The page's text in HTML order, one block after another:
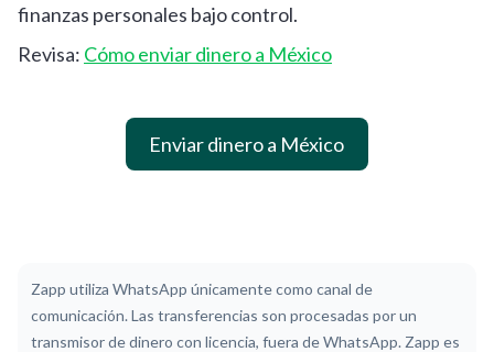
finanzas personales bajo control.
Revisa: Cómo enviar dinero a México
Enviar dinero a México
Zapp utiliza WhatsApp únicamente como canal de
comunicación. Las transferencias son procesadas por un
transmisor de dinero con licencia, fuera de WhatsApp. Zapp es